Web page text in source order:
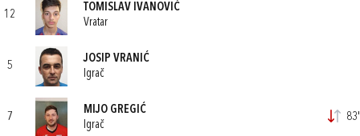
12
TOMISLAV IVANOVIĆ
Vratar
5
JOSIP VRANIĆ
Igrač
7
MIJO GREGIĆ
Igrač
83'